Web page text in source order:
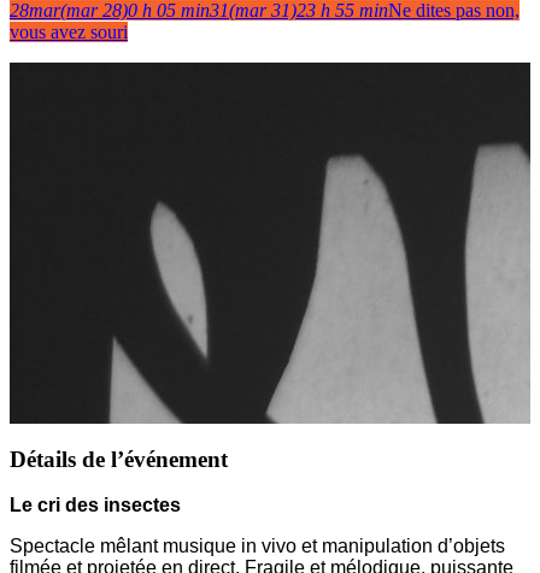
28mar(mar 28)0 h 05 min31(mar 31)23 h 55 minNe dites pas non,
vous avez souri
Détails de l’événement
Le cri des insectes
Spectacle mêlant musique in vivo et manipulation d’objets
filmée et projetée en direct. Fragile et mélodique, puissante